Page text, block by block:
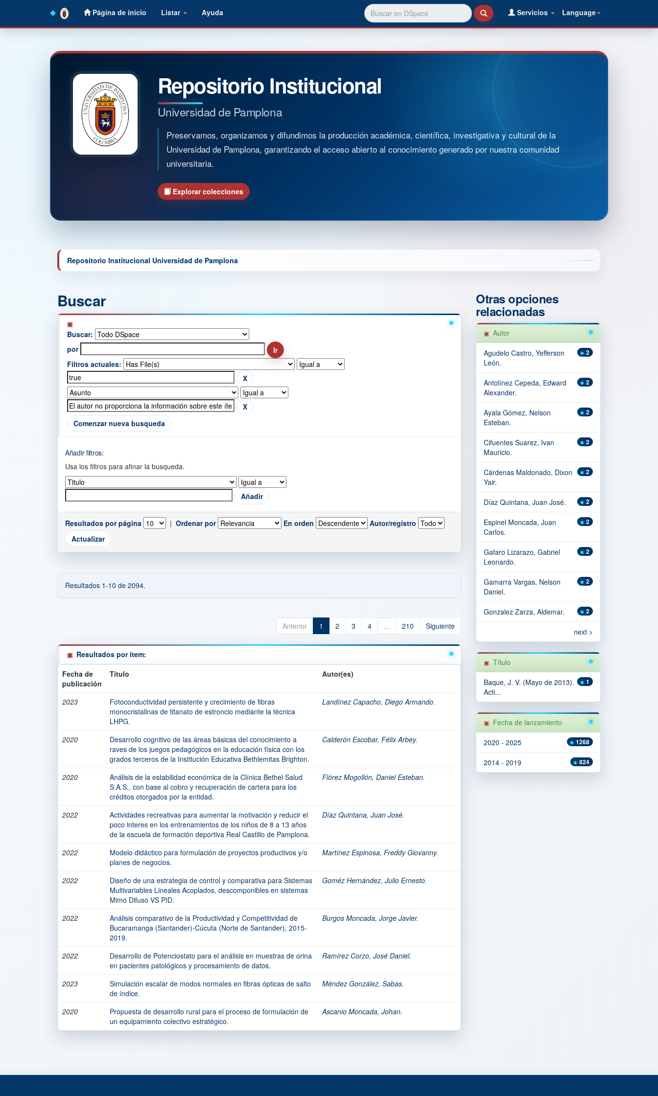
Página de inicio Listar Ayuda Language
Servicios
Repositorio Institucional
Universidad de Pamplona
Preservamos, organizamos y difundimos la producción académica, científica, investigativa y cultural de la
Universidad de Pamplona, garantizando el acceso abierto al conocimiento generado por nuestra comunidad
universitaria.
Explorar colecciones
Repositorio Institucional Universidad de Pamplona
Buscar
Buscar:
por
Filtros actuales:
Comenzar nueva busqueda
Añadir filtros:
Usa los filtros para afinar la busqueda.
Resultados por página | Ordenar por En orden Autor/registro
Resultados 1-10 de 2094.
Anterior 1 2 3 4 ... 210 Siguiente
Resultados por ítem:
Fecha de
publicación
Título Autor(es)
2023
Fotoconductividad persistente y crecimiento de fibras
monocristalinas de titanato de estroncio mediante la técnica
LHPG.
Landínez Capacho, Diego Armando.
2020
Desarrollo cognitivo de las áreas básicas del conocimiento a
raves de los juegos pedagógicos en la educación física con los
grados terceros de la Institución Educativa Bethlemitas Brighton.
Calderón Escobar, Félix Arbey.
2020
Análisis de la estabilidad económica de la Clínica Bethel Salud
S.A.S., con base al cobro y recuperación de cartera para los
créditos otorgados por la entidad.
Flórez Mogollón, Daniel Esteban.
2022
Actividades recreativas para aumentar la motivación y reducir el
poco interes en los entrenamientos de los niños de 8 a 13 años
de la escuela de formación deportiva Real Castillo de Pamplona.
Díaz Quintana, Juan José.
2022
Modelo didáctico para formulación de proyectos productivos y/o
planes de negocios.
Martínez Espinosa, Freddy Giovanny.
2022
Diseño de una estrategia de control y comparativa para Sistemas
Multivariables Lineales Acoplados, descomponibles en sistemas
Mimo Difuso VS PID.
Goméz Hernández, Julio Ernesto.
2022
Análisis comparativo de la Productividad y Competitividad de
Bucaramanga (Santander)-Cúcuta (Norte de Santander), 2015-
2019.
Burgos Moncada, Jorge Javier.
2022
Desarrollo de Potenciostato para el análisis en muestras de orina
en pacientes patológicos y procesamiento de datos.
Ramírez Corzo, José Daniel.
2023
Simulación escalar de modos normales en fibras ópticas de salto
de índice.
Méndez González, Sabas.
2020
Propuesta de desarrollo rural para el proceso de formulación de
un equipamiento colectivo estratégico.
Ascanio Moncada, Johan.
Otras opciones
relacionadas
Autor
2
Agudelo Castro, Yefferson
León.
2
Antolínez Cepeda, Edward
Alexander.
2
Ayala Gómez, Nelson
Esteban.
2
Cifuentes Suarez, Ivan
Mauricio.
2
Cárdenas Maldonado, Dixon
Yair.
2
Díaz Quintana, Juan José.
2
Espinel Moncada, Juan
Carlos.
2
Gafaro Lizarazo, Gabriel
Leonardo.
2
Gamarra Vargas, Nelson
Daniel.
2
Gonzalez Zarza, Aldemar.
next >
Título
1
Baque, J. V. (Mayo de 2013).
Acti...
Fecha de lanzamiento
1268
2020 - 2025
824
2014 - 2019